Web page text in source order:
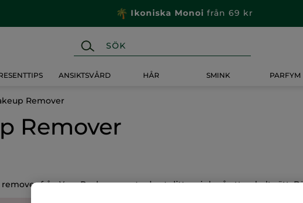
Ikoniska Monoi från 69 kr
ANSIKTSVÅRD HÅR SMINK PARFYM
Remover
Remover
från Yves Rocher, som tar bort ditt smink på ett enkelt sätt.